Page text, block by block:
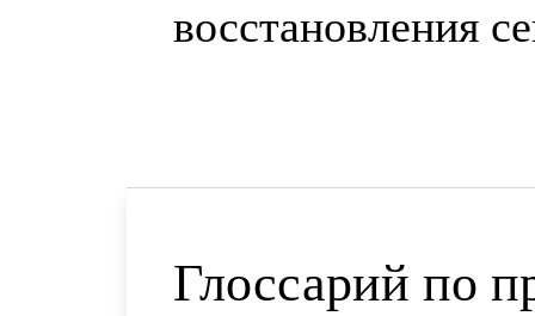
восстановления
Глоссарий по